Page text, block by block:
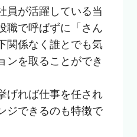
員が活躍している当
職で呼ばずに「さん
関係なく誰とでも気
ンを取ることができ
げれば仕事を任され
ジできるのも特徴で